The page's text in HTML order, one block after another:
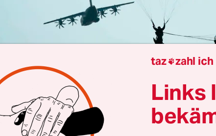
Aus Berlin und Warschau Anastasia
taz zahl ich
Links